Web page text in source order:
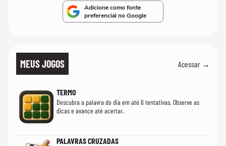
Adicione como fonte
preferencial no Google
MEUS JOGOS Acessar →
TERMO
Descubra a palavra do dia em até 6 tentativas. Observe as
dicas e avance até acertar.
PALAVRAS CRUZADAS